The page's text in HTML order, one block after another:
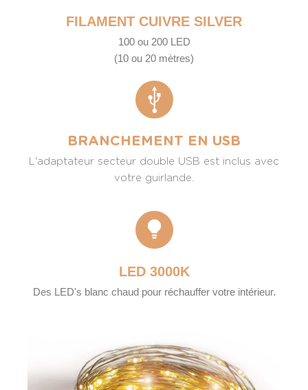
FILAMENT CUIVRE SILVER
100 ou 200 LED
(10 ou 20 mètres)
BRANCHEMENT EN USB
L'adaptateur secteur double USB est inclus avec
votre guirlande.
LED 3000K
Des LED's blanc chaud pour réchauffer votre intérieur.